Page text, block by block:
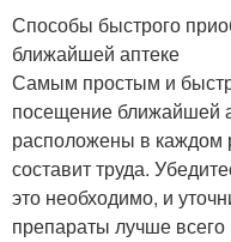
Способы быстрого
ближайшей аптеке
Самым простым и
посещение ближайшей
расположены в каждом
составит труда.
это необходимо, и
препараты лучше